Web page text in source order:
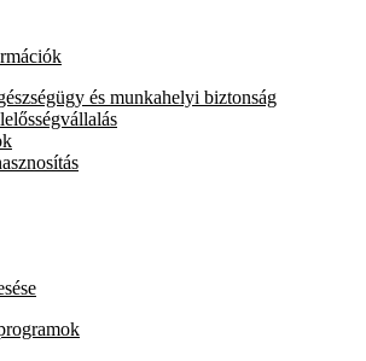
és munkahelyi biztonság